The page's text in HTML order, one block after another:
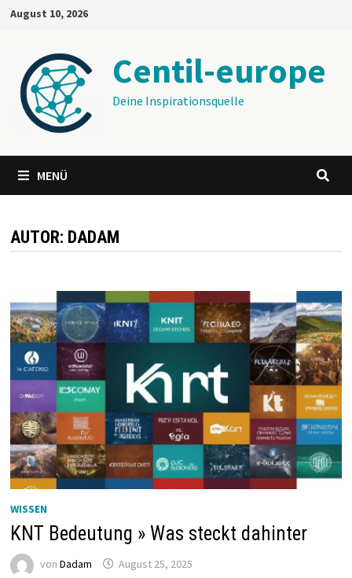
Zum
springen
August 10, 2026
Centil-europe
Deine Inspirationsquelle
MENÜ
AUTOR: DADAM
WISSEN
KNT Bedeutung » Was steckt dahinter
von Dadam August 25, 2025